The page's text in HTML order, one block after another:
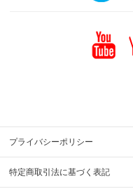
プライバシーポリシー
特定商取引法に基づく表記